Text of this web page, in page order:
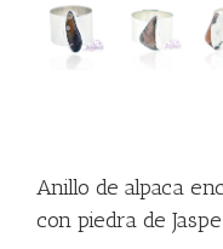
Anillo de alpaca
con piedra de Jaspe